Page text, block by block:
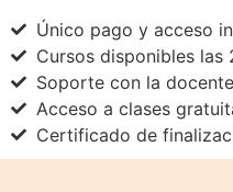
Único pago y acceso
Cursos disponibles las
Soporte con la
Acceso a clases
Certificado de